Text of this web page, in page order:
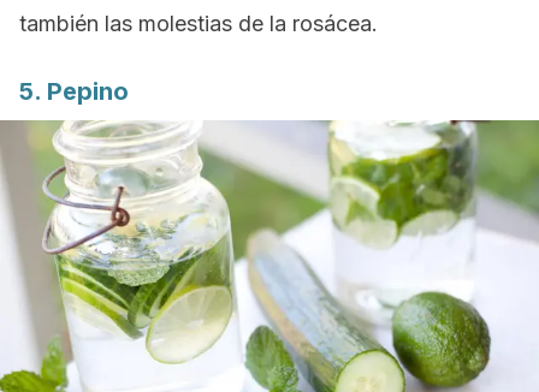
también las molestias de la rosácea.
5. Pepino